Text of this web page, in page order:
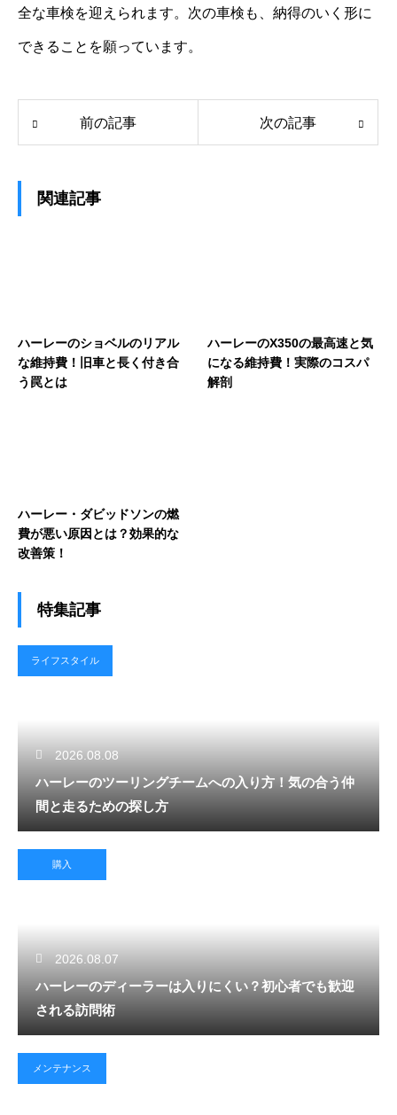
全な車検を迎えられます。次の車検も、納得のいく形に
できることを願っています。
前の記事 次の記事
関連記事
ハーレーのショベルのリアル
な維持費！旧車と長く付き合
う罠とは
ハーレーのX350の最高速と気
になる維持費！実際のコスパ
解剖
ハーレー・ダビッドソンの燃
費が悪い原因とは？効果的な
改善策！
特集記事
ライフスタイル
2026.08.08
ハーレーのツーリングチームへの入り方！気の合う仲
間と走るための探し方
購入
2026.08.07
ハーレーのディーラーは入りにくい？初心者でも歓迎
される訪問術
メンテナンス